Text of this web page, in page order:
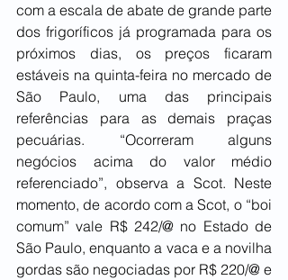
com a escala de abate de grande parte
dos frigoríficos já programada para os
próximos dias, os preços ficaram
estáveis na quinta-feira no mercado de
São Paulo, uma das principais
referências para as demais praças
pecuárias. “Ocorreram alguns
negócios acima do valor médio
referenciado”, observa a Scot. Neste
momento, de acordo com a Scot, o “boi
comum” vale R$ 242/@ no Estado de
São Paulo, enquanto a vaca e a novilha
gordas são negociadas por R$ 220/@ e